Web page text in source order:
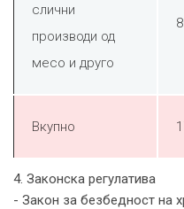
слични
производи од
месо и друго
Вкупно
4. Законска регулатива
- Закон за безбедност на